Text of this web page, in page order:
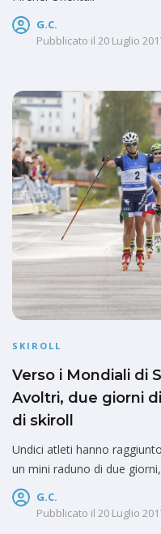
G.C.
Pubblicato il 20 Luglio
SKIROLL
Verso i Mondiali di
Avoltri, due giorni
di skiroll
Undici atleti hanno
un mini raduno di due
G.C.
Pubblicato il 20 Luglio